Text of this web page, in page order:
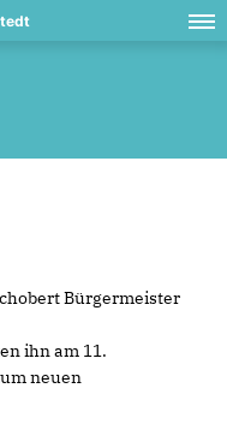
Bürgermeister
ihn am 11.
neuen